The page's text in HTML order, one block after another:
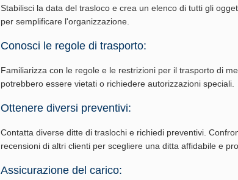
Stabilisci la data del trasloco e crea un elenco di tutti gli
per semplificare l'organizzazione.
Conosci le regole di trasporto:
Familiarizza con le regole e le restrizioni per il trasporto di
potrebbero essere vietati o richiedere autorizzazioni speciali.
Ottenere diversi preventivi:
Contatta diverse ditte di traslochi e richiedi preventivi.
recensioni di altri clienti per scegliere una ditta affidabile e
Assicurazione del carico: